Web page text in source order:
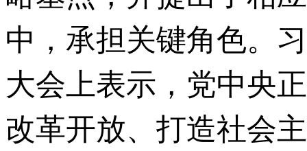
中，承担关键角色。
大会上表示，党中央
改革开放、打造社会